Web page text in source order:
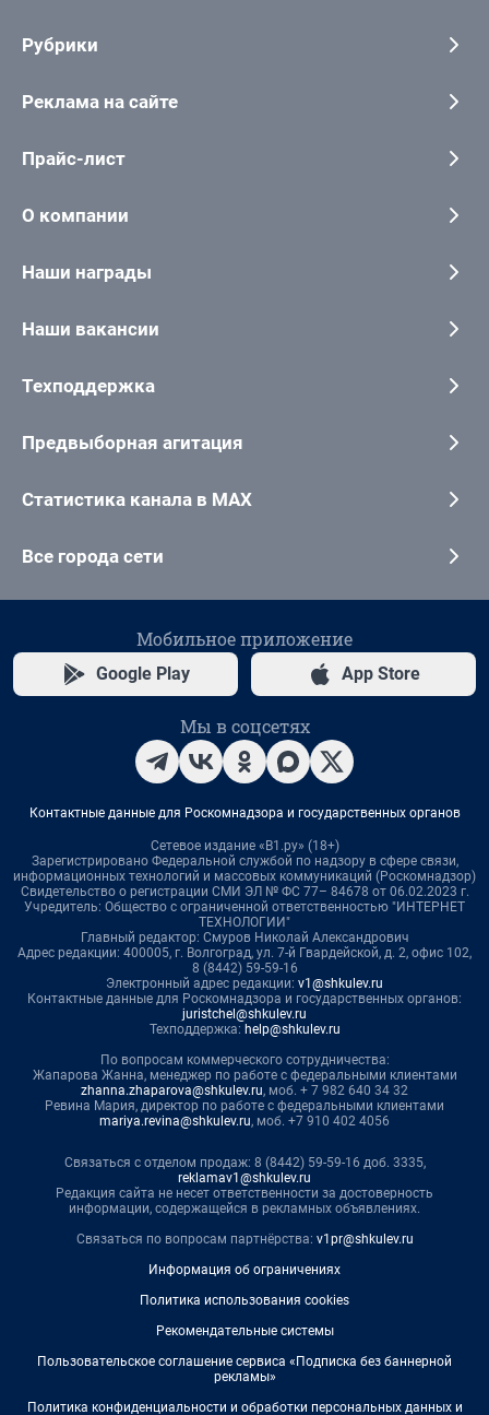
Рубрики
Реклама на сайте
Прайс-лист
О компании
Наши награды
Наши вакансии
Техподдержка
Предвыборная агитация
Статистика канала в MAX
Все города сети
Мобильное приложение
Google Play App Store
Мы в соцсетях
Контактные данные для Роскомнадзора и государственных органов
Сетевое издание «В1.ру» (18+)
Зарегистрировано Федеральной службой по надзору в сфере связи,
информационных технологий и массовых коммуникаций (Роскомнадзор)
Свидетельство о регистрации СМИ ЭЛ № ФС 77– 84678 от 06.02.2023 г.
Учредитель: Общество с ограниченной ответственностью "ИНТЕРНЕТ
ТЕХНОЛОГИИ"
Главный редактор: Смуров Николай Александрович
Адрес редакции: 400005, г. Волгоград, ул. 7-й Гвардейской, д. 2, офис 102,
8 (8442) 59-59-16
Электронный адрес редакции: v1@shkulev.ru
Контактные данные для Роскомнадзора и государственных органов:
juristchel@shkulev.ru
Техподдержка: help@shkulev.ru
По вопросам коммерческого сотрудничества:
Жапарова Жанна, менеджер по работе с федеральными клиентами
zhanna.zhaparova@shkulev.ru, моб. + 7 982 640 34 32
Ревина Мария, директор по работе с федеральными клиентами
mariya.revina@shkulev.ru, моб. +7 910 402 4056
Связаться с отделом продаж: 8 (8442) 59-59-16 доб. 3335,
reklamav1@shkulev.ru
Редакция сайта не несет ответственности за достоверность
информации, содержащейся в рекламных объявлениях.
Связаться по вопросам партнёрства: v1pr@shkulev.ru
Информация об ограничениях
Политика использования cookies
Рекомендательные системы
Пользовательское соглашение сервиса «Подписка без баннерной
рекламы»
Политика конфиденциальности и обработки персональных данных и